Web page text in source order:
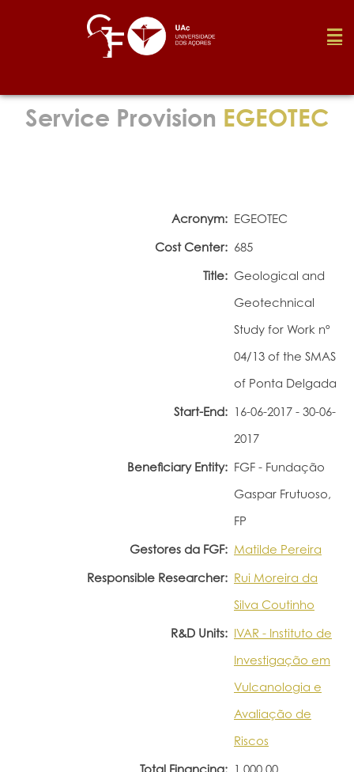
Foundation
Service Provision EGEOTEC
Acronym: EGEOTEC
Cost Center: 685
Title: Geological and
Geotechnical
Study for Work nº
04/13 of the SMAS
of Ponta Delgada
Start-End: 16-06-2017 - 30-06-
2017
Beneficiary Entity: FGF - Fundação
Gaspar Frutuoso,
FP
Gestores da FGF: Matilde Pereira
Responsible Researcher: Rui Moreira da
Silva Coutinho
R&D Units: IVAR - Instituto de
Investigação em
Vulcanologia e
Avaliação de
Riscos
Total Financing: 1.000,00